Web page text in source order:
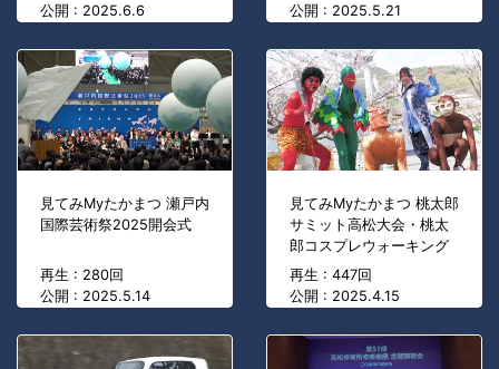
公開 : 2025.6.6
公開 : 2025.5.21
見てみMyたかまつ 瀬戸内
国際芸術祭2025開会式
再生 : 280回
公開 : 2025.5.14
見てみMyたかまつ 桃太郎
サミット高松大会・桃太
郎コスプレウォーキング
再生 : 447回
公開 : 2025.4.15